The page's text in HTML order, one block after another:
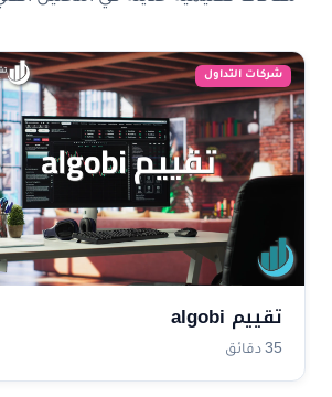
شركات التداول
تقييم algobi
35 دقائق